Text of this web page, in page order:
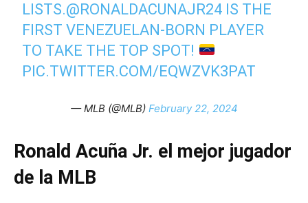
LISTS.@RONALDACUNAJR24 IS THE
FIRST VENEZUELAN-BORN PLAYER
TO TAKE THE TOP SPOT!
PIC.TWITTER.COM/EQWZVK3PAT
— MLB (@MLB) February 22, 2024
Ronald Acuña Jr. el mejor jugador
de la MLB